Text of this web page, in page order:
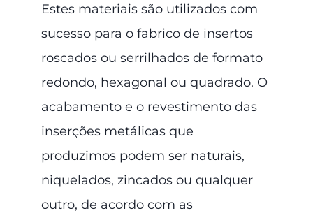
Estes materiais são utilizados com
sucesso para o fabrico de insertos
roscados ou serrilhados de formato
redondo, hexagonal ou quadrado. O
acabamento e o revestimento das
inserções metálicas que
produzimos podem ser naturais,
niquelados, zincados ou qualquer
outro, de acordo com as